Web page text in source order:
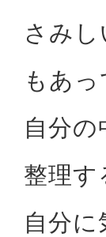
さみ
もあっ
自分
整理す
自分に